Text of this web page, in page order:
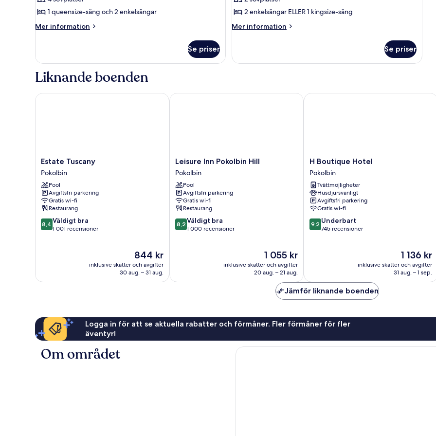
foton
för
Hunter
1 queensize-säng och 2 enkelsängar
Mer information
Mer
Room
Se priser
foton
för
King
2 enkelsängar ELLER 1 kingsize-säng
Mer information
Mer
Room
Se priser
Liknande boenden
Estate
Tuscany
Pokolbin
Estate Tuscany
Pokolbin
Pool
Avgiftsfri parkering
Gratis wi-fi
Restaurang
8.4
av
1 001 recensioner
8,4 Väldigt bra
1 001 recensioner
Priset
är
844 kr
844 kr
inklusive skatter och avgifter
30 aug. – 31 aug.
Estate Tuscany
Leisure
Inn
Pokolbin
Hill
Pokolbin
Leisure Inn Pokolbin Hill
Pokolbin
Pool
Avgiftsfri parkering
Gratis wi-fi
Restaurang
8.2
av
1 000 recensioner
8,2 Väldigt bra
1 000 recensioner
Priset
är
1 055 kr
1 055 kr
inklusive skatter och avgifter
20 aug. – 21 aug.
Leisure Inn Pokolbin Hill
H
Boutique
Hotel
Pokolbin
H Boutique Hotel
Pokolbin
Tvättmöjligheter
Husdjursvänligt
Avgiftsfri parkering
Gratis wi-fi
9.2
av
9,2 Underbart
745 recensioner
Priset
är
1 136 kr
1 136 kr
inklusive skatter och avgifter
31 aug. – 1 sep.
H Boutique Hotel
Jämför liknande boenden
Logga in för att se aktuella rabatter och förmåner. Fler förmåner för fler
äventyr!
Om området